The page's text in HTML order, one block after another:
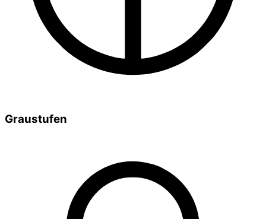
Graustufen